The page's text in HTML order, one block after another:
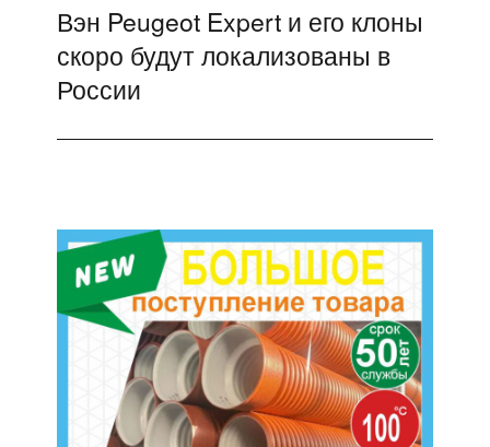
Следующая
запись:
Вэн Peugeot Expert и его клоны
скоро будут локализованы в
России